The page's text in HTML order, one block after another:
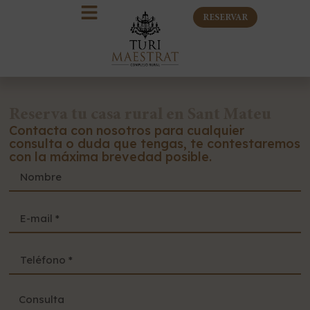
RESERVAR
Sant Mateu
Que hacer
Reservar
Contacta con nosotros para cualquier
consulta o duda que tengas, te contestaremos
con la máxima brevedad posible.